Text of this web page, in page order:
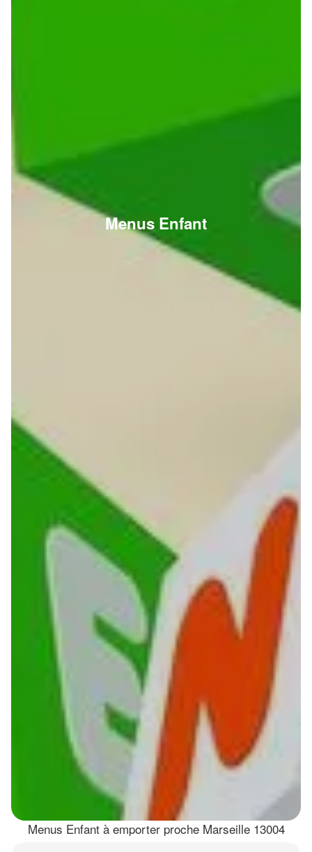
Menus Enfant
Menus Enfant à emporter proche Marseille 13004